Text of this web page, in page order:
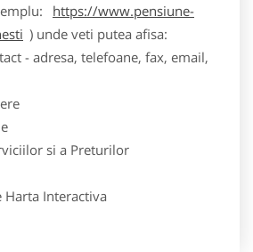
https://www.pensiune-
) unde veti putea afisa:
- adresa, telefoane, fax, email,
si a Preturilor
Interactiva